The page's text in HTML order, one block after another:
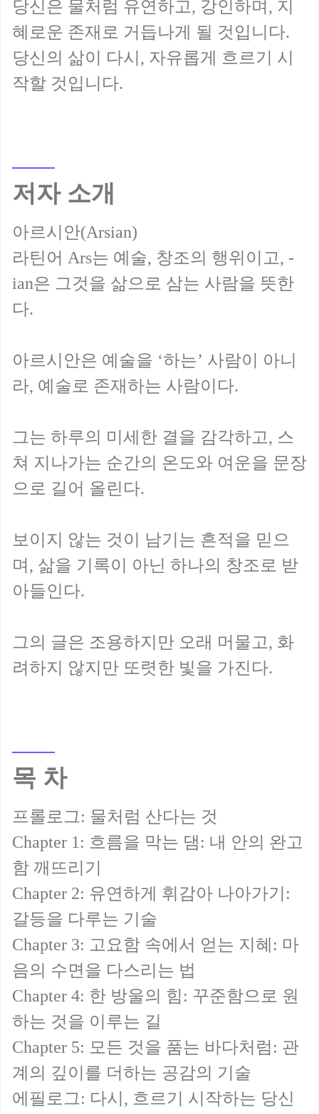
당신은 물처럼 유연하고, 강인하며, 지
혜로운 존재로 거듭나게 될 것입니다.
당신의 삶이 다시, 자유롭게 흐르기 시
저자 소개
아르시안(Arsian)
라틴어 Ars는 예술, 창조의 행위이고, -
ian은 그것을 삶으로 삼는 사람을 뜻한
다.
아르시안은 예술을 ‘하는’ 사람이 아니
라, 예술로 존재하는 사람이다.
그는 하루의 미세한 결을 감각하고, 스
쳐 지나가는 순간의 온도와 여운을 문장
으로 길어 올린다.
보이지 않는 것이 남기는 흔적을 믿으
며, 삶을 기록이 아닌 하나의 창조로 받
아들인다.
그의 글은 조용하지만 오래 머물고, 화
목 차
프롤로그: 물처럼 산다는 것
Chapter 1: 흐름을 막는 댐: 내 안의 완고
함 깨뜨리기
Chapter 2: 유연하게 휘감아 나아가기:
갈등을 다루는 기술
Chapter 3: 고요함 속에서 얻는 지혜: 마
음의 수면을 다스리는 법
Chapter 4: 한 방울의 힘: 꾸준함으로 원
하는 것을 이루는 길
Chapter 5: 모든 것을 품는 바다처럼: 관
계의 깊이를 더하는 공감의 기술
에필로그: 다시, 흐르기 시작하는 당신